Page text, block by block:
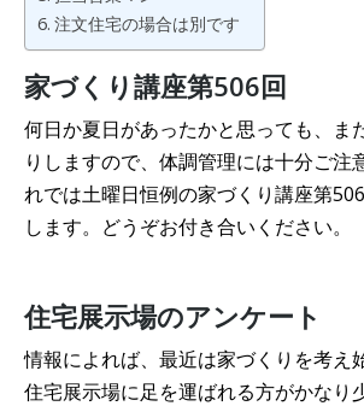
注文住宅の場合は別です
家づくり講座第506回
何日か夏日があったかと思っても、ま
りしますので、体調管理には十分ご注
れでは土曜日恒例の家づくり講座第
します。どうぞお付き合いください。
住宅展示場のアンケート
情報によれば、最近は家づくりを考え
住宅展示場に足を運ばれる方がかなり